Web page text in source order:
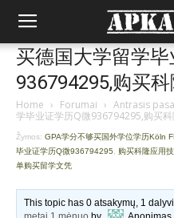
买德国大学留学
936794295,购买
Home › Forumai › Antrasis
学毕业证学历Q微936794295,购买科
Žymos: GPA学分不够买国外学位学历Köln
毕业证学历Q微936794295
购买科隆应用
单购买留学文凭
This topic has 0 atsakymų, 1